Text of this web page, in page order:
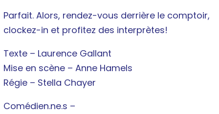
Parfait. Alors, rendez-vous derrière le comptoir,
clockez-in et profitez des interprètes!
Texte – Laurence Gallant
Mise en scène – Anne Hamels
Régie – Stella Chayer
Comédien.ne.s –